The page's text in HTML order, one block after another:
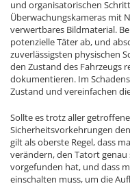
und organisatorischen
Überwachungskameras mit
verwertbares Bildmaterial.
potenzielle Täter ab, und
zuverlässigsten physischen
den Zustand des Fahrzeugs
dokumentieren. Im
Zustand und vereinfachen
Sollte es trotz aller
Sicherheitsvorkehrungen
gilt als oberste Regel, dass
verändern, den Tatort genau
vorgefunden hat, und dass
einschalten muss, um die